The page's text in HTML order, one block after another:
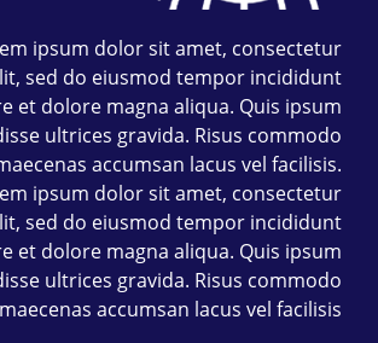
ipsum dolor sit amet, consectetur
sed do eiusmod tempor incididunt
et dolore magna aliqua. Quis ipsum
ultrices gravida. Risus commodo
accumsan lacus vel facilisis.
ipsum dolor sit amet, consectetur
sed do eiusmod tempor incididunt
et dolore magna aliqua. Quis ipsum
ultrices gravida. Risus commodo
accumsan lacus vel facilisis.